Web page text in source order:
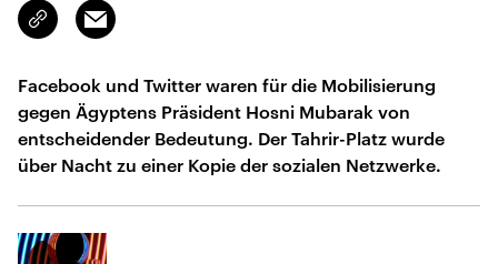
Link
kopieren/teilen
Email
Facebook und Twitter waren für die Mobilisierung
gegen Ägyptens Präsident Hosni Mubarak von
entscheidender Bedeutung. Der Tahrir-Platz wurde
über Nacht zu einer Kopie der sozialen Netzwerke.